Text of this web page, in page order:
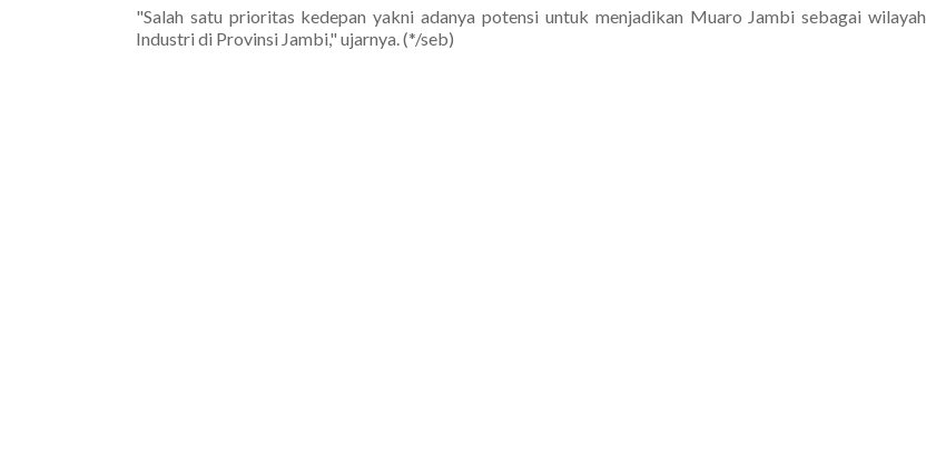
"Salah satu prioritas kedepan yakni adanya potensi untuk menjadikan Muaro Jambi sebagai wilayah
Industri di Provinsi Jambi," ujarnya. (*/seb)